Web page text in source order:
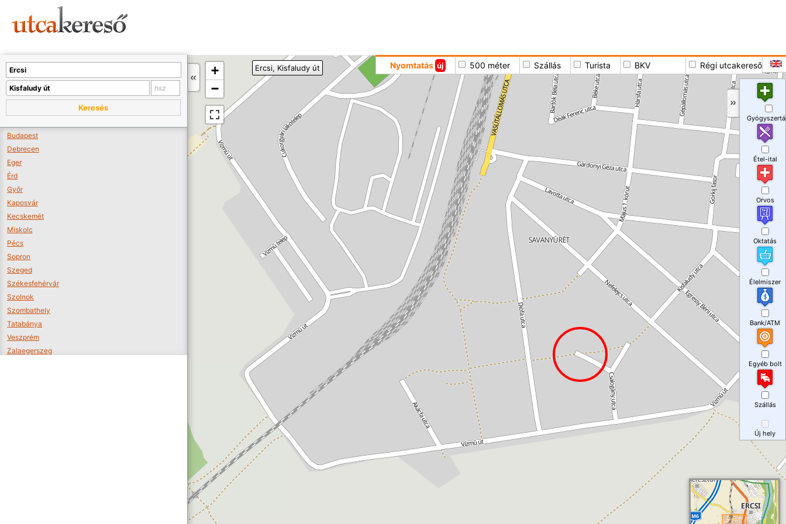
+
−
Nyomtatás új 500 méter Szállás Turista BKV Régi utcakereső
Ercsi, Kisfaludy út
Keresés
Budapest
Debrecen
Eger
Érd
Győr
Kaposvár
Kecskemét
Miskolc
Pécs
Sopron
Szeged
Székesfehérvár
Szolnok
Szombathely
Tatabánya
Veszprém
Zalaegerszeg
Étel-ital
Orvos
Oktatás
Élelmiszer
Bank/ATM
Egyéb bolt
Szállás
Új hely
A térképet kicsinyíteni kell, hogy látszódjanak a boltok.
Boltok látszódjanak >>